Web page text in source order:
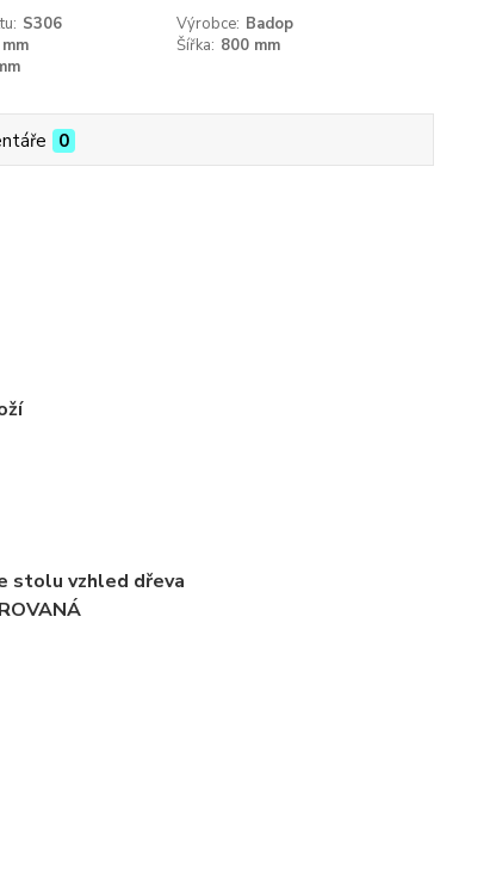
S306 Výrobce: Badop
Šířka: 800 mm
0
stolu vzhled dřeva